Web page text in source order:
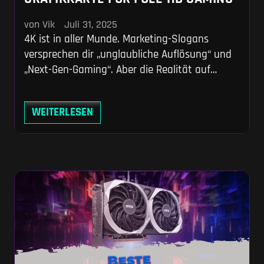
von Vik Juli 31, 2025
4K ist in aller Munde. Marketing-Slogans
versprechen dir „unglaubliche Auflösung“ und
„Next-Gen-Gaming“. Aber die Realität auf
also klassisches Full-HD. Warum das so ist,
lässt sich leicht erklären: Full-HD liefert ein
starkes Verhältnis aus Bildqualität,
weder einen
WEITERLESEN